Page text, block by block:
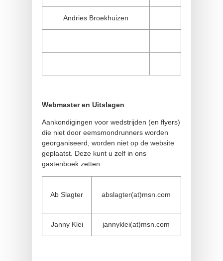
Andries Broekhuizen
Webmaster en Uitslagen
Aankondigingen voor wedstrijden (en flyers)
die niet door eemsmondrunners worden
georganiseerd, worden niet op de website
geplaatst. Deze kunt u zelf in ons
gastenboek zetten.
Ab Slagter abslagter(at)msn.com
Janny Klei jannyklei(at)msn.com